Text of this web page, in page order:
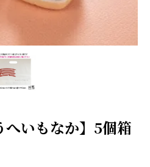
いもなか】5個箱